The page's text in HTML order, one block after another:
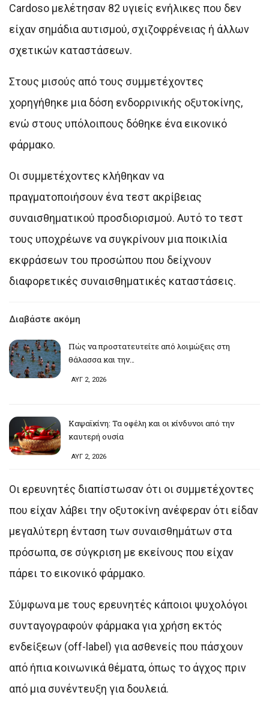
Cardoso μελέτησαν 82 υγιείς ενήλικες που δεν
είχαν σημάδια αυτισμού, σχιζοφρένειας ή άλλων
σχετικών καταστάσεων.
Στους μισούς από τους συμμετέχοντες
χορηγήθηκε μια δόση ενδορρινικής οξυτοκίνης,
ενώ στους υπόλοιπους δόθηκε ένα εικονικό
φάρμακο.
Οι συμμετέχοντες κλήθηκαν να
πραγματοποιήσουν ένα τεστ ακρίβειας
συναισθηματικού προσδιορισμού. Αυτό το τεστ
τους υποχρέωνε να συγκρίνουν μια ποικιλία
εκφράσεων του προσώπου που δείχνουν
διαφορετικές συναισθηματικές καταστάσεις.
Διαβάστε ακόμη
Πώς να προστατευτείτε από λοιμώξεις στη
θάλασσα και την…
ΑΥΓ 2, 2026
Καψαϊκίνη: Τα οφέλη και οι κίνδυνοι από την
καυτερή ουσία
ΑΥΓ 2, 2026
Οι ερευνητές διαπίστωσαν ότι οι συμμετέχοντες
που είχαν λάβει την οξυτοκίνη ανέφεραν ότι είδαν
μεγαλύτερη ένταση των συναισθημάτων στα
πρόσωπα, σε σύγκριση με εκείνους που είχαν
πάρει το εικονικό φάρμακο.
Σύμφωνα με τους ερευνητές κάποιοι ψυχολόγοι
συνταγογραφούν φάρμακα για χρήση εκτός
ενδείξεων (off-label) για ασθενείς που πάσχουν
από ήπια κοινωνικά θέματα, όπως το άγχος πριν
από μια συνέντευξη για δουλειά.